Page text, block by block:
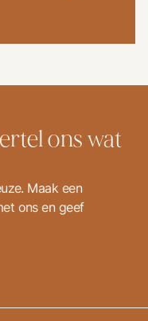
ons wat
Maak een
ons en geef